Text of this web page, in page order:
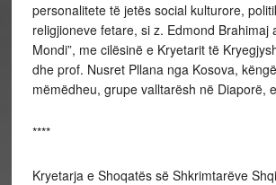
personalitete të jetës social kulturore,
religjioneve fetare, si z. Edmond Brahimaj
Mondi”, me cilësinë e Kryetarit të
dhe prof. Nusret Pllana nga Kosova,
mëmëdheu, grupe valltarësh në Diaporë,
****
Kryetarja e Shoqatës së Shkrimtarëve